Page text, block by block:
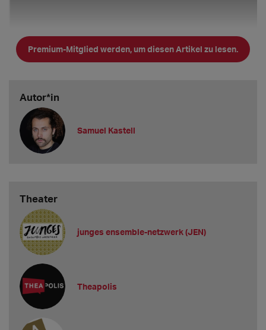
KIBA-Infos im Überblick
1. Vakanzen und Gagen
Gibt es bei Ihnen aktuell Vakanzen?
Voraussichtlich ja, ab 01.11. weiß ich dann genau wie viele.
Welche Mindestgage bieten Sie Berufsanfänger*innen
derzeit an? Ist die Gage verhandelbar?
Premium-Mitglied werden, um diesen Artikel zu lesen.
Autor*in
Samuel Kastell
Theater
junges ensemble-netzwerk (JEN)
Theapolis